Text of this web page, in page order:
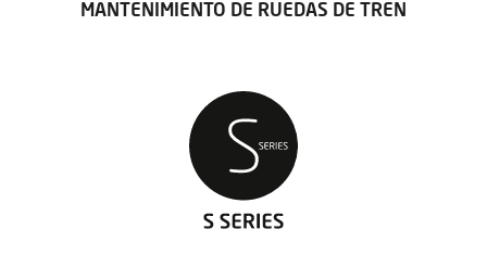
MANTENIMIENTO DE RUEDAS DE TREN